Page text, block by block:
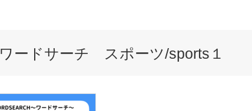
ワードサーチ スポーツ/sports１